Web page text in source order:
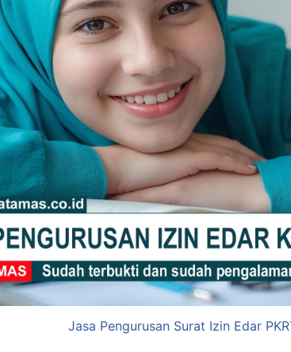
Jasa Pengurusan Surat Izin Edar